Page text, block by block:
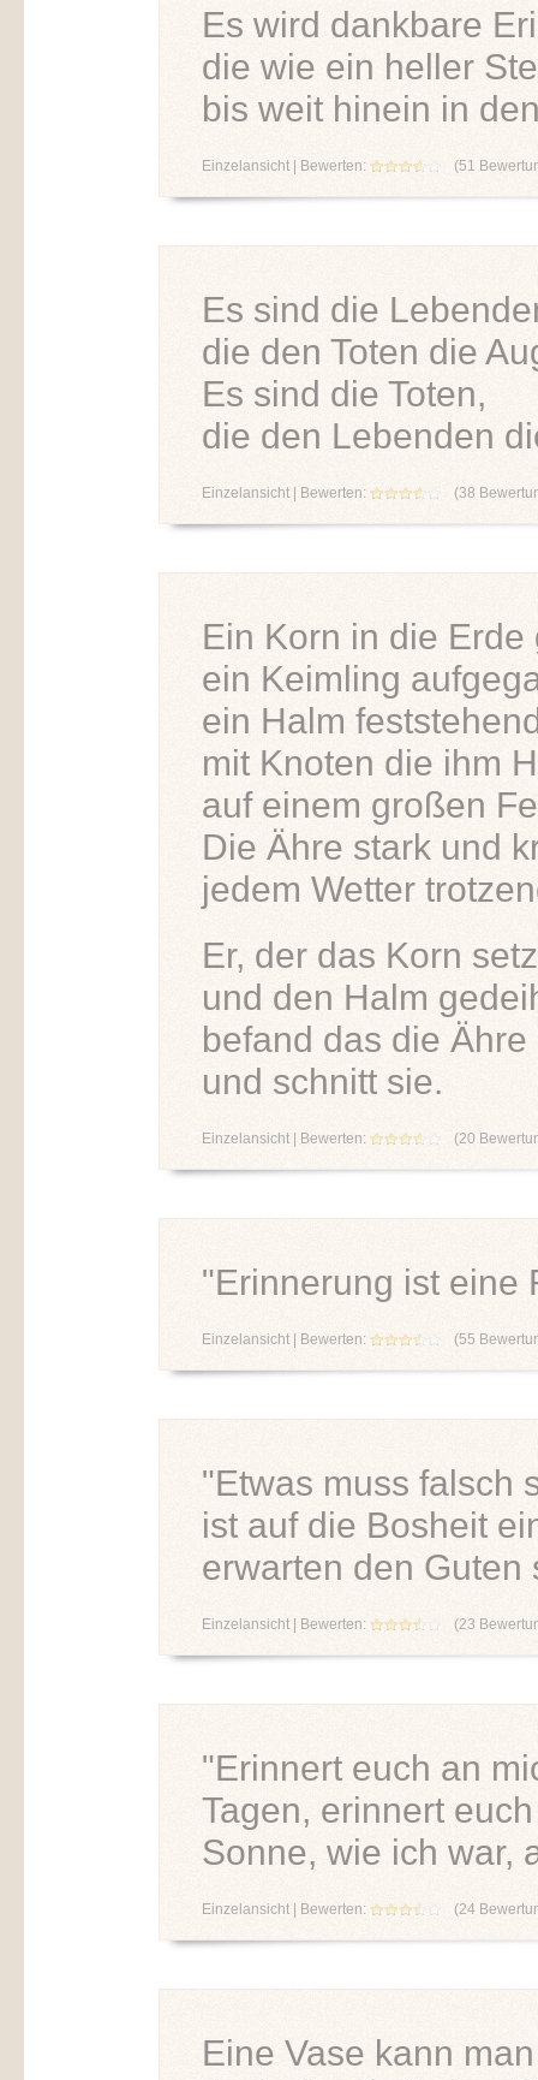
Es wird dankbare
die wie ein heller
bis weit hinein in
Einzelansicht | Bewerten: (51
Es sind die
die den Toten die
Es sind die Toten,
die den Lebenden
Einzelansicht | Bewerten: (38
Ein Korn in die Erde
ein Keimling
ein Halm
mit Knoten die ihm
auf einem großen
Die Ähre stark und
jedem Wetter
Er, der das Korn
und den Halm
befand das die Ähre
und schnitt sie.
Einzelansicht | Bewerten: (20
"Erinnerung ist eine
Einzelansicht| Bewerten: (55
"Etwas muss falsch
ist auf die Bosheit
erwarten den Guten
Einzelansicht| Bewerten: (23
"Erinnert euch an
Tagen, erinnert
Sonne, wie ich war,
Einzelansicht| Bewerten: (24
Eine Vase kann